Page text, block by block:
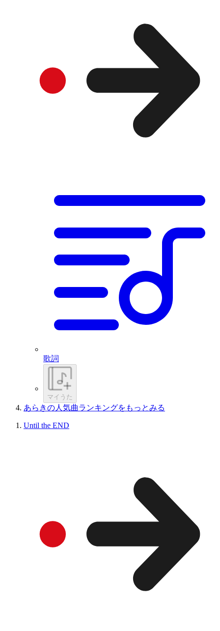
歌詞
マイうた
あらきの人気曲ランキングをもっとみる
Until the END